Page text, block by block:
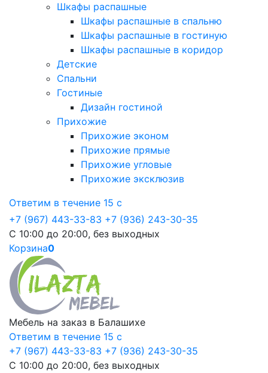
Шкафы распашные
Шкафы распашные в спальню
Шкафы распашные в гостиную
Шкафы распашные в коридор
Детские
Спальни
Гостиные
Дизайн гостиной
Прихожие
Прихожие эконом
Прихожие прямые
Прихожие угловые
Прихожие эксклюзив
Ответим в течение 15 с
+7 (967) 443-33-83 +7 (936) 243-30-35
С 10:00 до 20:00, без выходных
Корзина0
Мебель на заказ в Балашихе
Ответим в течение 15 с
+7 (967) 443-33-83 +7 (936) 243-30-35
С 10:00 до 20:00, без выходных